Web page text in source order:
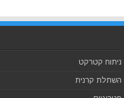
ניתוח קטרקט
השתלת קרנית